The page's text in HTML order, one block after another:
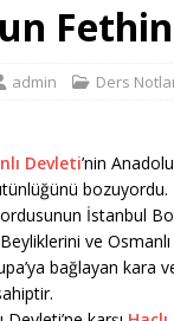
admin Ders
Devleti’nin
bozuyordu.
İstanbul
ve
bağlayan